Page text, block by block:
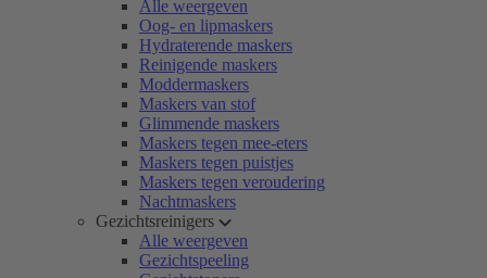
Alle weergeven
Oog- en lipmaskers
Hydraterende maskers
Reinigende maskers
Moddermaskers
Maskers van stof
Glimmende maskers
Maskers tegen mee-eters
Maskers tegen puistjes
Maskers tegen veroudering
Nachtmaskers
Gezichtsreinigers
Alle weergeven
Gezichtspeeling